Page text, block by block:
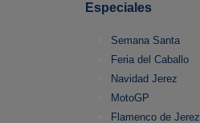
Especiales
Semana Santa
Feria del Caballo
Navidad Jerez
MotoGP
Flamenco de Jerez